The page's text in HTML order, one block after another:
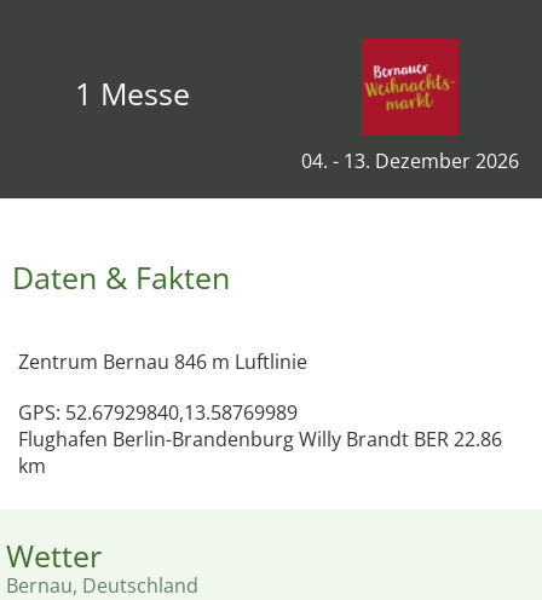
1 Messe
04. - 13. Dezember 2026
Daten & Fakten
Zentrum Bernau 846 m Luftlinie
GPS: 52.67929840,13.58769989
Flughafen Berlin-Brandenburg Willy Brandt BER 22.86
km
Wetter
Bernau, Deutschland